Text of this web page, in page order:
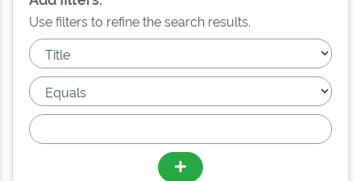
Use filters to refine the search results.